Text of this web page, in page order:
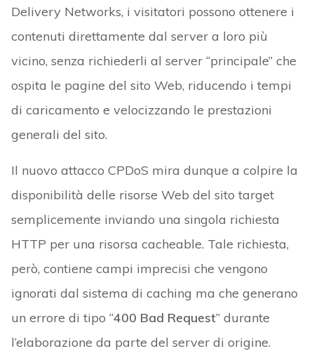
Delivery Networks, i visitatori possono ottenere i
contenuti direttamente dal server a loro più
vicino, senza richiederli al server “principale” che
ospita le pagine del sito Web, riducendo i tempi
di caricamento e velocizzando le prestazioni
generali del sito.
Il nuovo attacco CPDoS mira dunque a colpire la
disponibilità delle risorse Web del sito target
semplicemente inviando una singola richiesta
HTTP per una risorsa cacheable. Tale richiesta,
però, contiene campi imprecisi che vengono
ignorati dal sistema di caching ma che generano
un errore di tipo “400 Bad Request” durante
l’elaborazione da parte del server di origine.